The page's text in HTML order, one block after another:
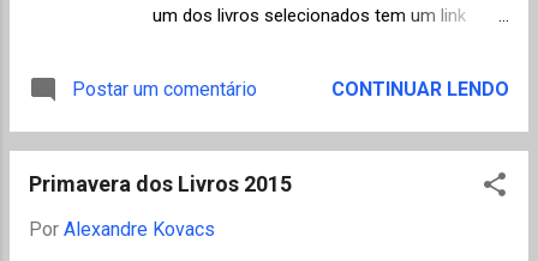
redemocratização (que conhecemos muito
em alguns casos, os lobos se transformam
arbitrariedades faz com que as testemuhas
se calem. "Naqueles...
um dos livros selecionados tem um link
informações importante já que a grande
maioria dos livros ainda não foi publicada no
área de ficção como podemos constatar
Postar um comentário CONTINUAR LENDO
Primavera dos Livros 2015
Por Alexandre Kovacs